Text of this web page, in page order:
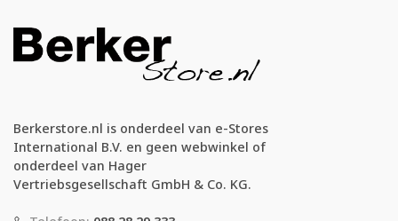
Berkerstore.nl is onderdeel van e-Stores
International B.V. en geen webwinkel of
onderdeel van Hager
Vertriebsgesellschaft GmbH & Co. KG.